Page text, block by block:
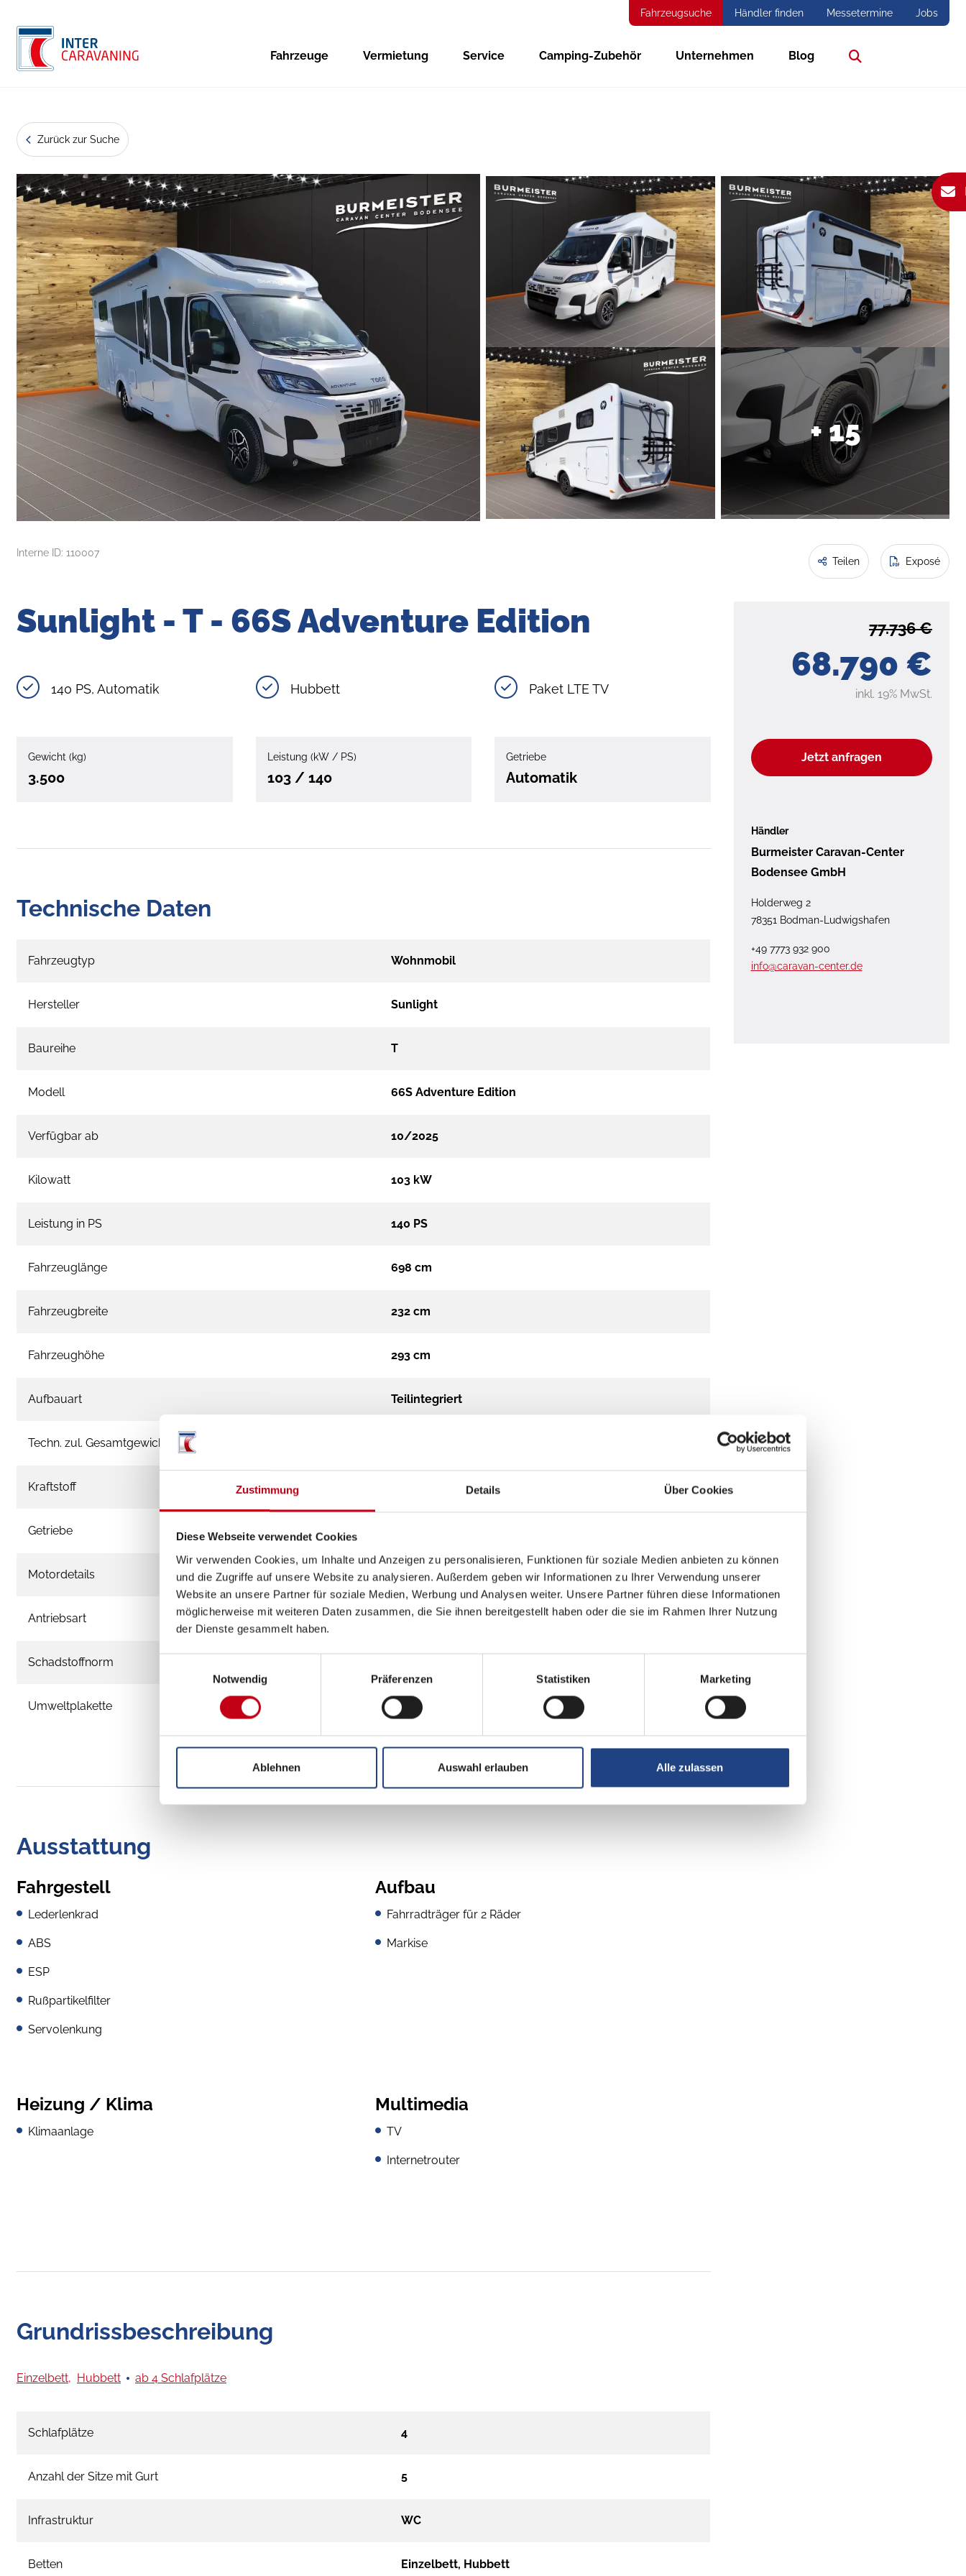
Zustimmung Details Über Cookies
Diese Webseite verwendet Cookies
Wir verwenden Cookies, um Inhalte und Anzeigen zu personalisieren, Funktionen für soziale Medien anbieten zu können
und die Zugriffe auf unsere Website zu analysieren. Außerdem geben wir Informationen zu Ihrer Verwendung unserer
Website an unsere Partner für soziale Medien, Werbung und Analysen weiter. Unsere Partner führen diese Informationen
möglicherweise mit weiteren Daten zusammen, die Sie ihnen bereitgestellt haben oder die sie im Rahmen Ihrer Nutzung
der Dienste gesammelt haben.
Notwendig
Präferenzen Statistiken Marketing
Ablehnen Auswahl erlauben Alle zulassen
Fahrzeugsuche Händler finden Messetermine Jobs
Fahrzeuge Vermietung Service Camping-Zubehör Unternehmen Blog
Zurück zur Suche
+ 15
Interne ID: 110007
Teilen Exposé
68.790 €
77.736 €
inkl. 19% MwSt.
Jetzt anfragen
Händler
Burmeister Caravan-Center
Bodensee GmbH
Holderweg 2
78351 Bodman-Ludwigshafen
+49 7773 932 900
info@caravan-center.de
Sunlight - T - 66S Adventure Edition
140 PS, Automatik Hubbett Paket LTE TV
Gewicht (kg)
3.500
Leistung (kW / PS)
103 / 140
Getriebe
Automatik
Technische Daten
Fahrzeugtyp Wohnmobil
Hersteller Sunlight
Baureihe T
Modell 66S Adventure Edition
Verfügbar ab 10/2025
Kilowatt 103 kW
Leistung in PS 140 PS
Fahrzeuglänge 698 cm
Fahrzeugbreite 232 cm
Fahrzeughöhe 293 cm
Aufbauart Teilintegriert
Techn. zul. Gesamtgewicht
Kraftstoff
Getriebe
Motordetails 2.2
Antriebsart Frontantrieb
Schadstoffnorm
Umweltplakette grün
Ausstattung
Fahrgestell
Lederlenkrad
ABS
ESP
Rußpartikelfilter
Servolenkung
Aufbau
Fahrradträger für 2 Räder
Markise
Heizung / Klima
Klimaanlage
Multimedia
TV
Internetrouter
Grundrissbeschreibung
Einzelbett, Hubbett ab 4 Schlafplätze
Schlafplätze 4
Anzahl der Sitze mit Gurt 5
Infrastruktur WC
Betten Einzelbett, Hubbett